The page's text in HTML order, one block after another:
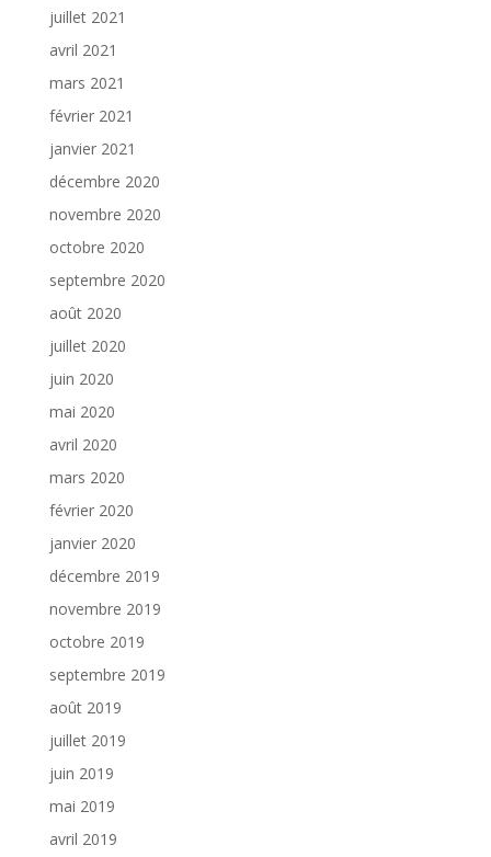
juillet 2021
avril 2021
mars 2021
février 2021
janvier 2021
décembre 2020
novembre 2020
octobre 2020
septembre 2020
août 2020
juillet 2020
juin 2020
mai 2020
avril 2020
mars 2020
février 2020
janvier 2020
décembre 2019
novembre 2019
octobre 2019
septembre 2019
août 2019
juillet 2019
juin 2019
mai 2019
avril 2019